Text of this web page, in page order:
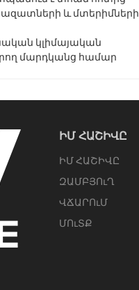
և մտերիմների
կլիմայական
մարդկանց համար
ԻՄ ՀԱՇԻՎԸ
ԻՄ ՀԱՇԻՎԸ
ԶԱՄԲՅՈւՂ
ՎՃԱՐՈւՄ
ՄՈւՏՔ